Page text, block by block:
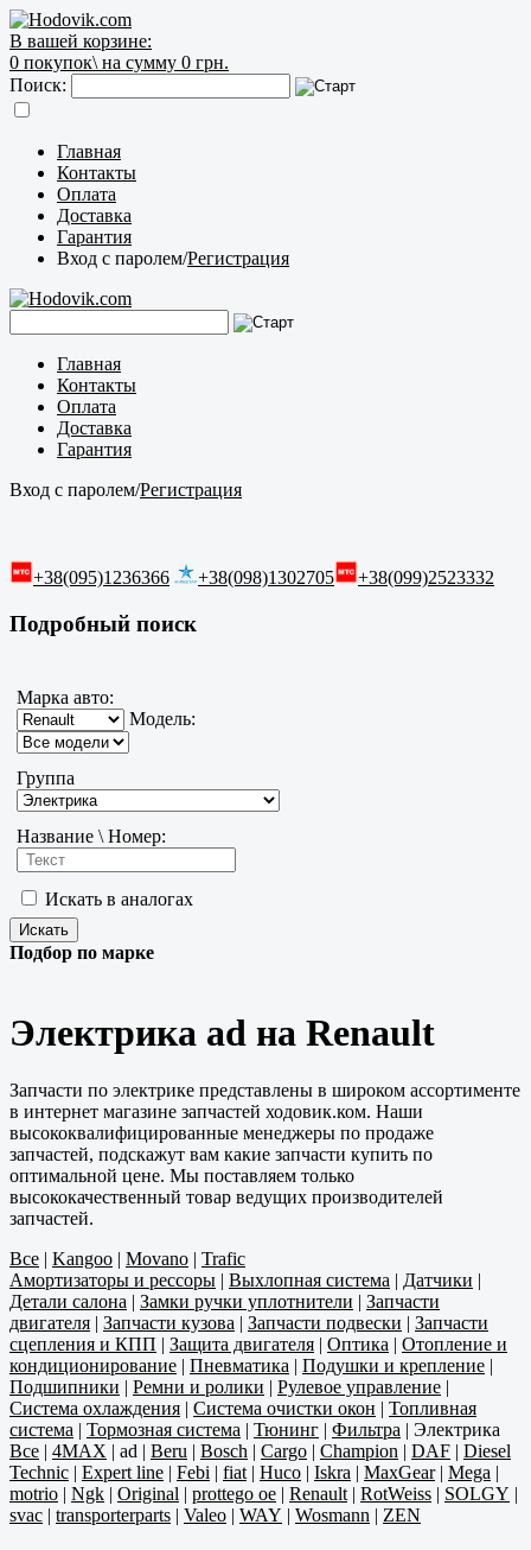
В вашей корзине:
0 покупок\ на сумму 0 грн.
Поиск:
Главная
Контакты
Оплата
Доставка
Гарантия
Вход с паролем/Регистрация
Главная
Контакты
Оплата
Доставка
Гарантия
Вход с паролем/Регистрация
+38(095)1236366 +38(098)1302705 +38(099)2523332
Подробный поиск
Марка авто:
Модель:
Группа
Название \ Номер:
Искать в аналогах
Подбор по марке
Электрика ad на Renault
Запчасти по электрике представлены в широком ассортименте
в интернет магазине запчастей ходовик.ком. Наши
высококвалифицированные менеджеры по продаже
запчастей, подскажут вам какие запчасти купить по
оптимальной цене. Мы поставляем только
высококачественный товар ведущих производителей
запчастей.
Все | Kangoo | Movano | Trafic
Амортизаторы и рессоры | Выхлопная система | Датчики |
Детали салона | Замки ручки уплотнители | Запчасти
двигателя | Запчасти кузова | Запчасти подвески | Запчасти
сцепления и КПП | Защита двигателя | Оптика | Отопление и
кондиционирование | Пневматика | Подушки и крепление |
Подшипники | Ремни и ролики | Рулевое управление |
Система охлаждения | Система очистки окон | Топливная
система | Тормозная система | Тюнинг | Фильтра | Электрика
Все | 4MAX | ad | Beru | Bosch | Cargo | Champion | DAF | Diesel
Technic | Expert line | Febi | fiat | Huco | Iskra | MaxGear| Mega |
motrio | Ngk | Original | prottego oe | Renault | RotWeiss | SOLGY |
svac | transporterparts | Valeo | WAY | Wosmann | ZEN